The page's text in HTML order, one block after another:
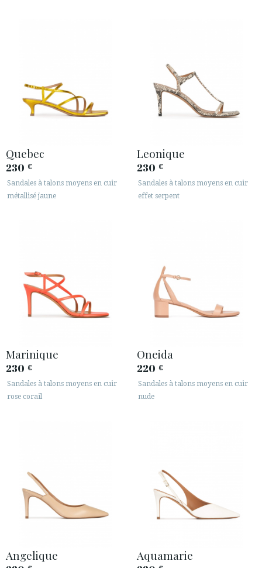
Quebec
230 €
Sandales à talons moyens en cuir
métallisé jaune
Leonique
230 €
Sandales à talons moyens en cuir
effet serpent
Marinique
230 €
Sandales à talons moyens en cuir
rose corail
Oneida
220 €
Sandales à talons moyens en cuir
nude
Angelique Aquamarie